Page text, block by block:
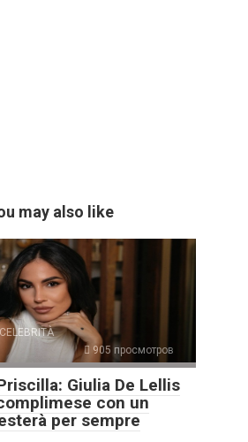
may also like
CELEBRITÀ
905 просмотров
Giulia De Lellis
con un
per sempre